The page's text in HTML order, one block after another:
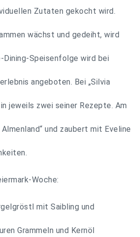
Zutaten gekocht wird.
wächst und gedeiht, wird
Dining-Speisenfolge wird bei
angeboten. Bei „Silvia
jeweils zwei seiner Rezepte. Am
und zaubert mit Eveline
Woche:
mit Saibling und
Grammeln und Kernöl